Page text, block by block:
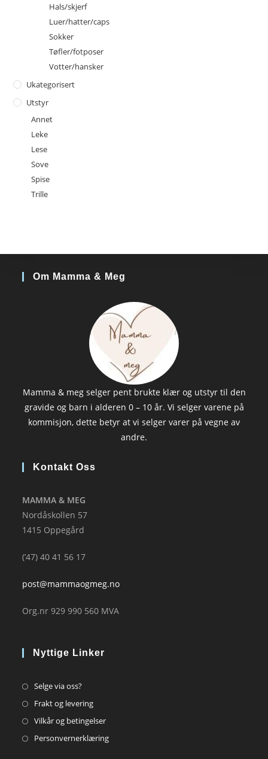
Hals/skjerf
Luer/hatter/caps
Sokker
Tøfler/fotposer
Votter/hansker
Ukategorisert
Utstyr
Annet
Leke
Lese
Sove
Spise
Trille
Om Mamma & Meg
Mamma & meg selger pent brukte klær og utstyr til den
gravide og barn i alderen 0 – 10 år. Vi selger varene på
kommisjon, dette betyr at vi selger varer på vegne av
andre.
Kontakt Oss
MAMMA & MEG
Nordåskollen 57
1415 Oppegård
(’47) 40 41 56 17
post@mammaogmeg.no
Org.nr 929 990 560 MVA
Nyttige Linker
Selge via oss?Opens
in
Frakt og leveringOpens
in
Vilkår og betingelserOpens
in
PersonvernerklæringOpens